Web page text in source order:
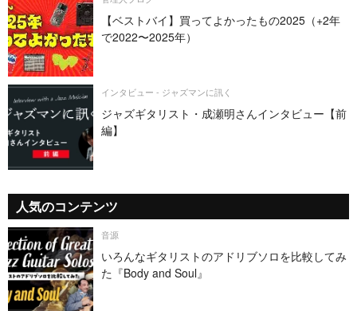
【ベストバイ】買ってよかったもの2025（+2年
で2022〜2025年）
インタビュー - ジャズマンに訊く
ジャズギタリスト・成瀬明さんインタビュー【前
編】
人気のコンテンツ
音源
いろんなギタリストのアドリブソロを比較してみ
た『Body and Soul』